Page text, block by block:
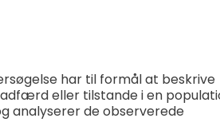
har til formål at beskrive
eller tilstande i en
analyserer de observerede